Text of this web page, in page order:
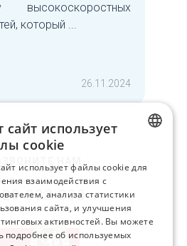
высокоскоростных
который ...
26.11.2024
29-333-333
ENGLISH
сайт использует
cookie
использует файлы cookie для
взаимодействия с
анализа статистики
сайта, и улучшения
активностей. Вы можете
подробнее об используемых